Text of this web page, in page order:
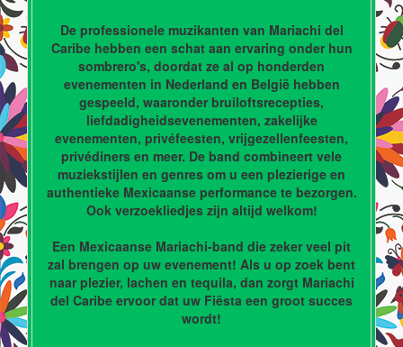
De professionele muzikanten van Mariachi del
Caribe hebben een schat aan ervaring onder hun
sombrero's, doordat ze al op honderden
evenementen in Nederland en België hebben
gespeeld, waaronder bruiloftsrecepties,
liefdadigheidsevenementen, zakelijke
evenementen, privéfeesten, vrijgezellenfeesten,
privédiners en meer. De band combineert vele
muziekstijlen en genres om u een plezierige en
authentieke Mexicaanse performance te bezorgen.
Ook verzoekliedjes zijn altijd welkom!
Een Mexicaanse Mariachi-band die zeker veel pit
zal brengen op uw evenement! Als u op zoek bent
naar plezier, lachen en tequila, dan zorgt Mariachi
del Caribe ervoor dat uw Fiësta een groot succes
wordt!